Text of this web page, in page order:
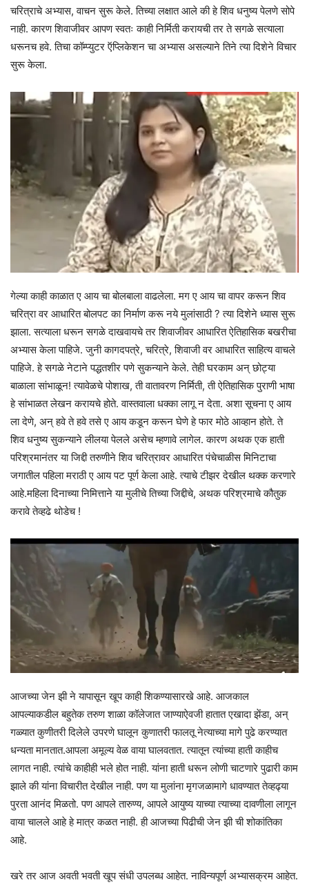
चरित्राचे अभ्यास, वाचन सुरू केले. तिच्या लक्षात आले की हे शिव धनुष्य पेलणे सोपे
नाही. कारण शिवाजीवर आपण स्वतः काही निर्मिती करायची तर ते सगळे सत्याला
धरूनच हवे. तिचा कॉम्प्युटर ऍप्लिकेशन चा अभ्यास असल्याने तिने त्या दिशेने विचार
सुरू केला.
गेल्या काही काळात ए आय चा बोलबाला वाढलेला. मग ए आय चा वापर करून शिव
चरित्रा वर आधारित बोलपट का निर्माण करू नये मुलांसाठी ? त्या दिशेने ध्यास सुरू
झाला. सत्याला धरून सगळे दाखवायचे तर शिवाजीवर आधारित ऐतिहासिक बखरीचा
अभ्यास केला पाहिजे. जुनी कागदपत्रे, चरित्रे, शिवाजी वर आधारित साहित्य वाचले
पाहिजे. हे सगळे नेटाने पद्धतशीर पणे सुकन्याने केले. तेही घरकाम अन् छोट्या
बाळाला सांभाळून! त्यावेळचे पोशाख, ती वातावरण निर्मिती, ती ऐतिहासिक पुराणी भाषा
हे सांभाळत लेखन करायचे होते. वास्तवाला धक्का लागू न देता. अशा सूचना ए आय
ला देणे, अन् हवे ते हवे तसे ए आय कडून करून घेणे हे फार मोठे आव्हान होते. ते
शिव धनुष्य सुकन्याने लीलया पेलले असेच म्हणावे लागेल. कारण अथक एक हाती
परिश्रमानंतर या जिद्दी तरुणीने शिव चरित्रावर आधारित पंचेचाळीस मिनिटाचा
जगातील पहिला मराठी ए आय पट पूर्ण केला आहे. त्याचे टीझर देखील थक्क करणारे
आहे.महिला दिनाच्या निमित्ताने या मुलीचे तिच्या जिद्दीचे, अथक परिश्रमाचे कौतुक
करावे तेव्हढे थोडेच !
आजच्या जेन झी ने यापासून खूप काही शिकण्यासारखे आहे. आजकाल
आपल्याकडील बहुतेक तरुण शाळा कॉलेजात जाण्याऐवजी हातात एखादा झेंडा, अन्
गळ्यात कुणीतरी दिलेले उपरणे घालून कुणातरी फालतू नेत्याच्या मागे पुढे करण्यात
धन्यता मानतात.आपला अमूल्य वेळ वाया घालवतात. त्यातून त्यांच्या हाती काहीच
लागत नाही. त्यांचे काहीही भले होत नाही. यांना हाती धरून लोणी चाटणारे पुढारी काम
झाले की यांना विचारीत देखील नाही. पण या मुलांना मृगजळामागे धावण्यात तेव्हढ्या
पुरता आनंद मिळतो. पण आपले तारुण्य, आपले आयुष्य याच्या त्याच्या दावणीला लागून
वाया चालले आहे हे मात्र कळत नाही. ही आजच्या पिढीची जेन झी ची शोकांतिका
आहे.
खरे तर आज अवती भवती खूप संधी उपलब्ध आहेत. नाविन्यपूर्ण अभ्यासक्रम आहेत.